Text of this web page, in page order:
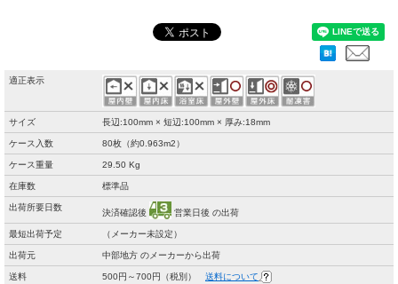
適正表示
サイズ 長辺:100mm × 短辺:100mm × 厚み:18mm
ケース入数 80枚（約0.963m2）
ケース重量 29.50 Kg
在庫数 標準品
出荷所要日数
決済確認後 営業日後 の出荷
最短出荷予定 （メーカー未設定）
出荷元 中部地方 のメーカーから出荷
送料 500円～700円（税別） 送料について